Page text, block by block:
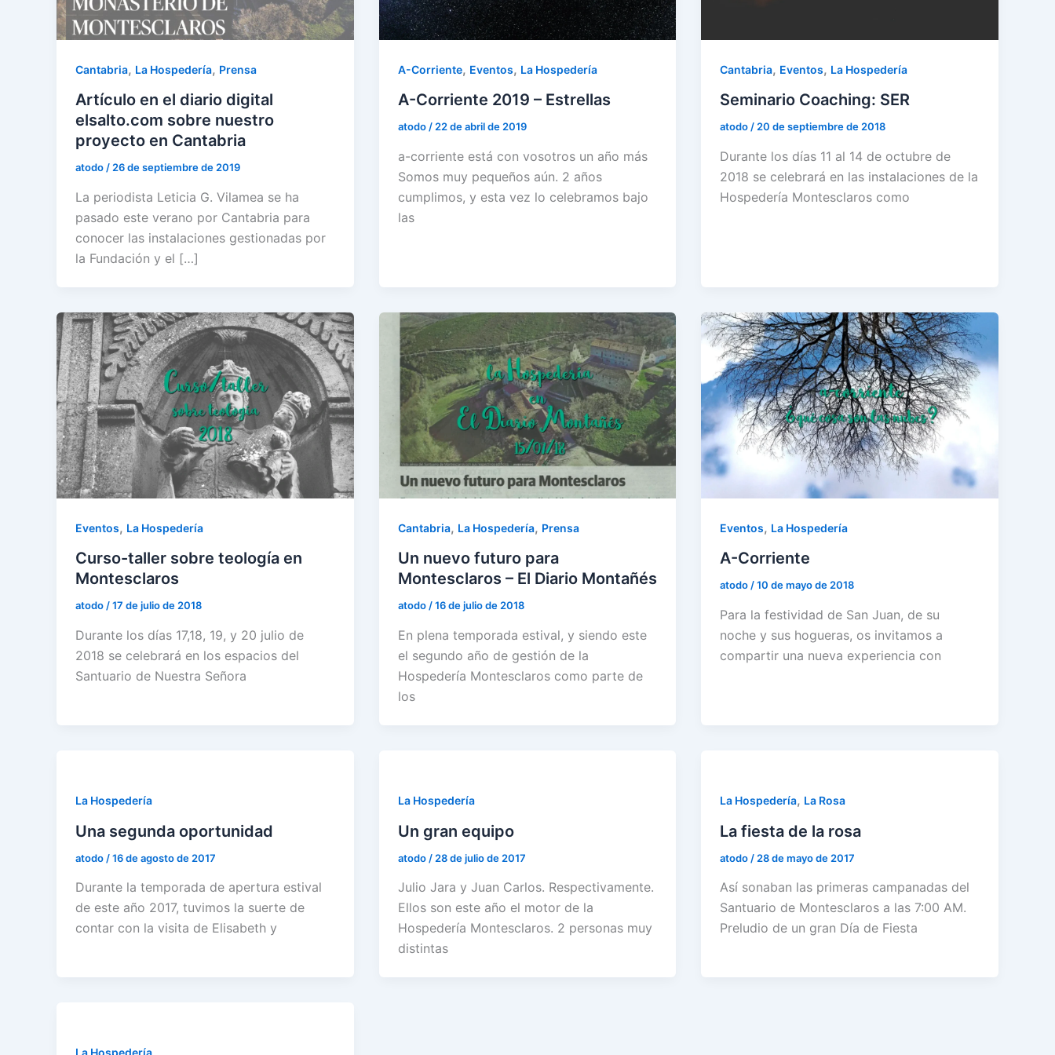
Cantabria, La Hospedería, Prensa
Artículo en el diario digital
elsalto.com sobre nuestro
proyecto en Cantabria
atodo/26 de septiembre de 2019
La periodista Leticia G. Vilamea se ha
pasado este verano por Cantabria para
conocer las instalaciones gestionadas por
la Fundación y el […]
A-Corriente, Eventos, La Hospedería
A-Corriente 2019 – Estrellas
atodo/22 de abril de 2019
a-corriente está con vosotros un año más
Somos muy pequeños aún. 2 años
cumplimos, y esta vez lo celebramos bajo
las
Cantabria, Eventos, La Hospedería
Seminario Coaching: SER
atodo/20 de septiembre de 2018
Durante los días 11 al 14 de octubre de
2018 se celebrará en las instalaciones de la
Hospedería Montesclaros como
Eventos, La Hospedería
Curso-taller sobre teología en
Montesclaros
atodo/17 de julio de 2018
Durante los días 17,18, 19, y 20 julio de
2018 se celebrará en los espacios del
Santuario de Nuestra Señora
Cantabria, La Hospedería, Prensa
Un nuevo futuro para
Montesclaros – El Diario Montañés
atodo/16 de julio de 2018
En plena temporada estival, y siendo este
el segundo año de gestión de la
Hospedería Montesclaros como parte de
los
Eventos, La Hospedería
A-Corriente
atodo/10 de mayo de 2018
Para la festividad de San Juan, de su
noche y sus hogueras, os invitamos a
compartir una nueva experiencia con
La Hospedería
Una segunda oportunidad
atodo /16 de agosto de 2017
Durante la temporada de apertura estival
de este año 2017, tuvimos la suerte de
contar con la visita de Elisabeth y
La Hospedería
Un gran equipo
atodo / 28 de julio de 2017
Julio Jara y Juan Carlos. Respectivamente.
Ellos son este año el motor de la
Hospedería Montesclaros. 2 personas muy
distintas
La Hospedería, La Rosa
La fiesta de la rosa
atodo / 28 de mayo de 2017
Así sonaban las primeras campanadas del
Santuario de Montesclaros a las 7:00 AM.
Preludio de un gran Día de Fiesta